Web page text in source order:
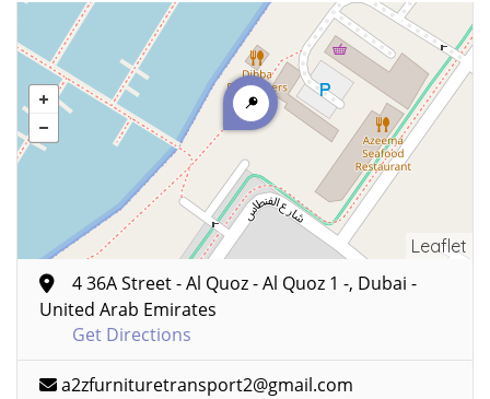
Leaflet
4 36A Street - Al Quoz - Al Quoz 1 -, Dubai -
United Arab Emirates
Get Directions
a2zfurnituretransport2@gmail.com